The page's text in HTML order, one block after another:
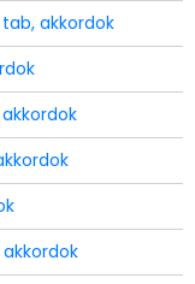
akkordok